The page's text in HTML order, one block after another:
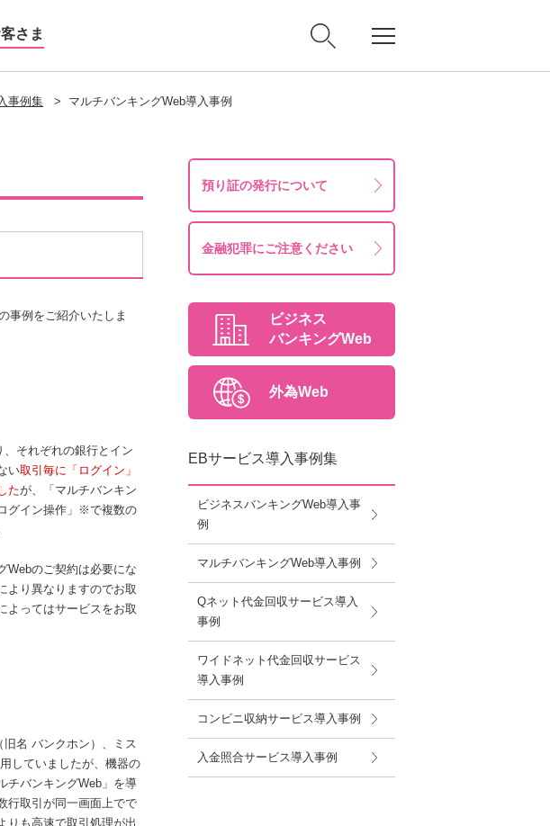
さま
事例集 > マルチバンキングWeb導入事例
事例をご紹介いたしま
それぞれの銀行とイン
い取引毎に「ログイン」
たが、「マルチバンキン
グイン操作」※で複数の
Webのご契約は必要にな
より異なりますのでお取
よってはサービスをお取
名 バンクホン）、ミス
していましたが、機器の
チバンキングWeb」を導
行取引が同一画面上でで
りも高速で取引処理が出
預り証の発行について
金融犯罪にご注意ください
ビジネス
バンキングWeb
外為Web
EBサービス導入事例集
ビジネスバンキングWeb導入事
例
マルチバンキングWeb導入事例
Qネット代金回収サービス導入
事例
ワイドネット代金回収サービス
導入事例
コンビニ収納サービス導入事例
入金照合サービス導入事例